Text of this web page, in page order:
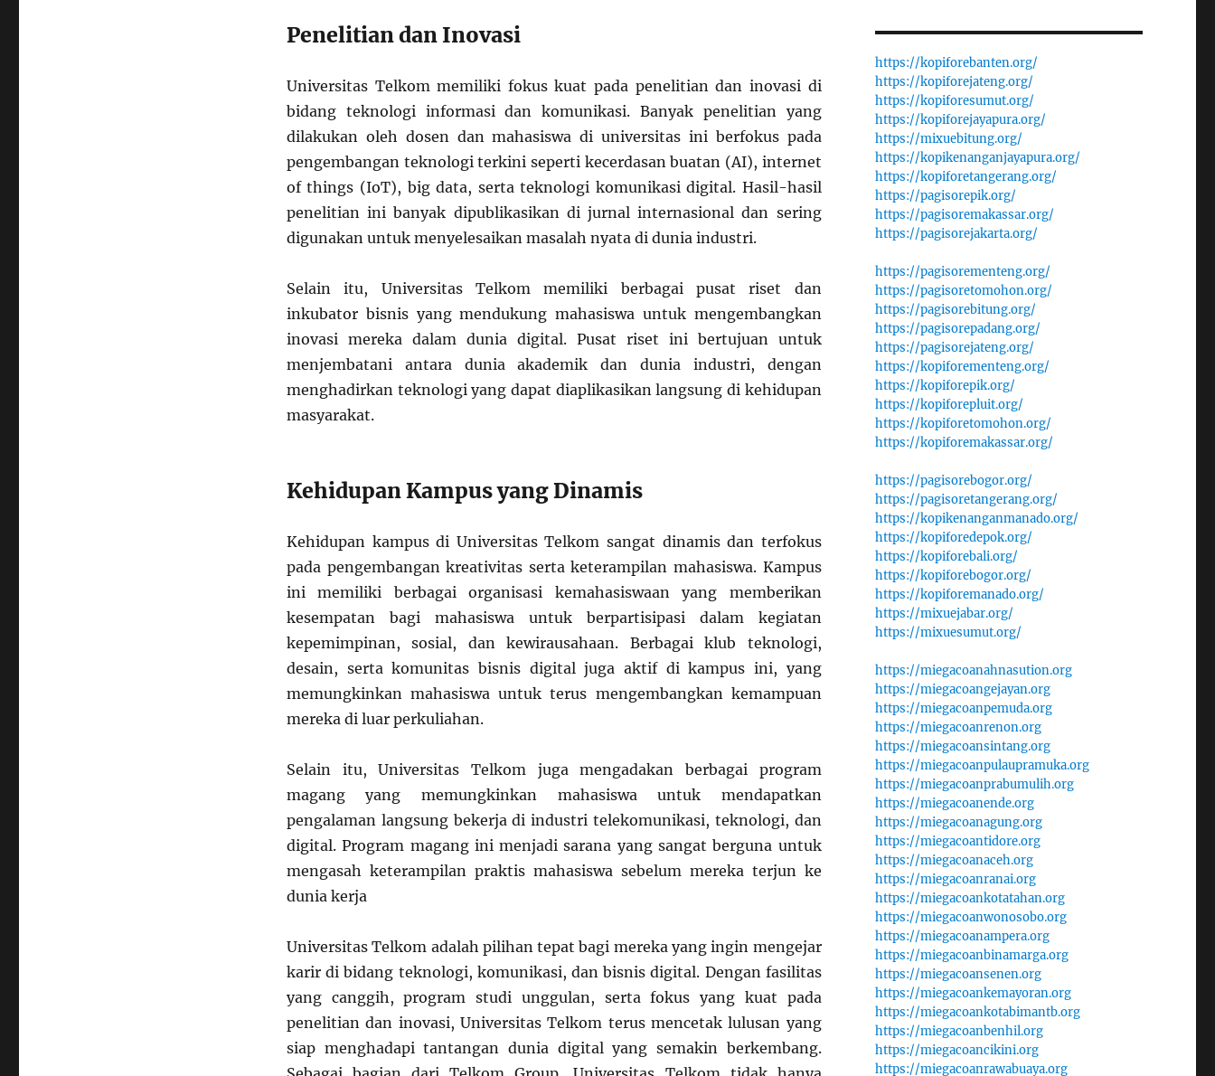
Penelitian dan Inovasi
Universitas Telkom memiliki fokus kuat pada penelitian dan inovasi di
bidang teknologi informasi dan komunikasi. Banyak penelitian yang
dilakukan oleh dosen dan mahasiswa di universitas ini berfokus pada
pengembangan teknologi terkini seperti kecerdasan buatan (AI), internet
of things (IoT), big data, serta teknologi komunikasi digital. Hasil-hasil
penelitian ini banyak dipublikasikan di jurnal internasional dan sering
digunakan untuk menyelesaikan masalah nyata di dunia industri.
Selain itu, Universitas Telkom memiliki berbagai pusat riset dan
inkubator bisnis yang mendukung mahasiswa untuk mengembangkan
inovasi mereka dalam dunia digital. Pusat riset ini bertujuan untuk
menjembatani antara dunia akademik dan dunia industri, dengan
menghadirkan teknologi yang dapat diaplikasikan langsung di kehidupan
masyarakat.
Kehidupan Kampus yang Dinamis
Kehidupan kampus di Universitas Telkom sangat dinamis dan terfokus
pada pengembangan kreativitas serta keterampilan mahasiswa. Kampus
ini memiliki berbagai organisasi kemahasiswaan yang memberikan
kesempatan bagi mahasiswa untuk berpartisipasi dalam kegiatan
kepemimpinan, sosial, dan kewirausahaan. Berbagai klub teknologi,
desain, serta komunitas bisnis digital juga aktif di kampus ini, yang
memungkinkan mahasiswa untuk terus mengembangkan kemampuan
mereka di luar perkuliahan.
Selain itu, Universitas Telkom juga mengadakan berbagai program
magang yang memungkinkan mahasiswa untuk mendapatkan
pengalaman langsung bekerja di industri telekomunikasi, teknologi, dan
digital. Program magang ini menjadi sarana yang sangat berguna untuk
mengasah keterampilan praktis mahasiswa sebelum mereka terjun ke
dunia kerja
Universitas Telkom adalah pilihan tepat bagi mereka yang ingin mengejar
karir di bidang teknologi, komunikasi, dan bisnis digital. Dengan fasilitas
yang canggih, program studi unggulan, serta fokus yang kuat pada
penelitian dan inovasi, Universitas Telkom terus mencetak lulusan yang
siap menghadapi tantangan dunia digital yang semakin berkembang.
https://kopiforebanten.org/
https://kopiforejateng.org/
https://kopiforesumut.org/
https://kopiforejayapura.org/
https://mixuebitung.org/
https://kopikenanganjayapura.org/
https://kopiforetangerang.org/
https://pagisorepik.org/
https://pagisoremakassar.org/
https://pagisorejakarta.org/
https://pagisorementeng.org/
https://pagisoretomohon.org/
https://pagisorebitung.org/
https://pagisorepadang.org/
https://pagisorejateng.org/
https://kopiforementeng.org/
https://kopiforepik.org/
https://kopiforepluit.org/
https://kopiforetomohon.org/
https://kopiforemakassar.org/
https://pagisorebogor.org/
https://pagisoretangerang.org/
https://kopikenanganmanado.org/
https://kopiforedepok.org/
https://kopiforebali.org/
https://kopiforebogor.org/
https://kopiforemanado.org/
https://mixuejabar.org/
https://mixuesumut.org/
https://miegacoanahnasution.org
https://miegacoangejayan.org
https://miegacoanpemuda.org
https://miegacoanrenon.org
https://miegacoansintang.org
https://miegacoanpulaupramuka.org
https://miegacoanprabumulih.org
https://miegacoanende.org
https://miegacoanagung.org
https://miegacoantidore.org
https://miegacoanaceh.org
https://miegacoanranai.org
https://miegacoankotatahan.org
https://miegacoanwonosobo.org
https://miegacoanampera.org
https://miegacoanbinamarga.org
https://miegacoansenen.org
https://miegacoankemayoran.org
https://miegacoankotabimantb.org
https://miegacoanbenhil.org
https://miegacoancikini.org
https://miegacoanrawabuaya.org